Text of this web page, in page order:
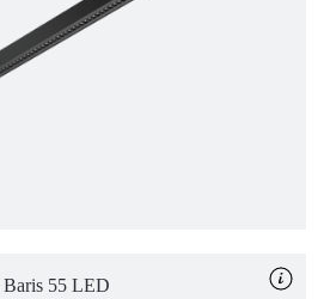
Baris 55 LED